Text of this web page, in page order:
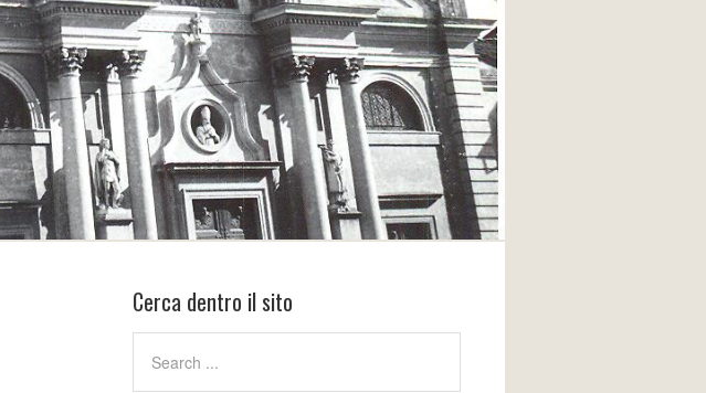
Cerca dentro il sito